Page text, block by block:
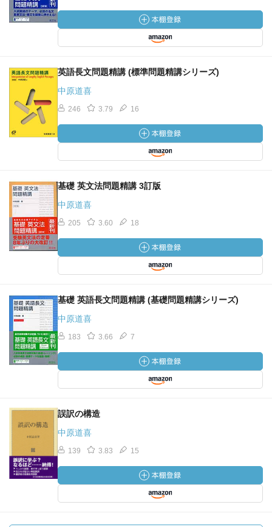
英語長文問題精講 (標準問題精講シリーズ)
中原道喜
246 3.79 16
基礎 英文法問題精講 3訂版
中原道喜
205 3.60 18
基礎 英語長文問題精講 (基礎問題精講シリーズ)
中原道喜
183 3.66 7
誤訳の構造
中原道喜
139 3.83 15